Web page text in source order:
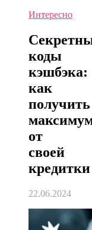
Интересно
коды
кэшбэка:
как
получить
от
своей
кредитки
22.06.2024